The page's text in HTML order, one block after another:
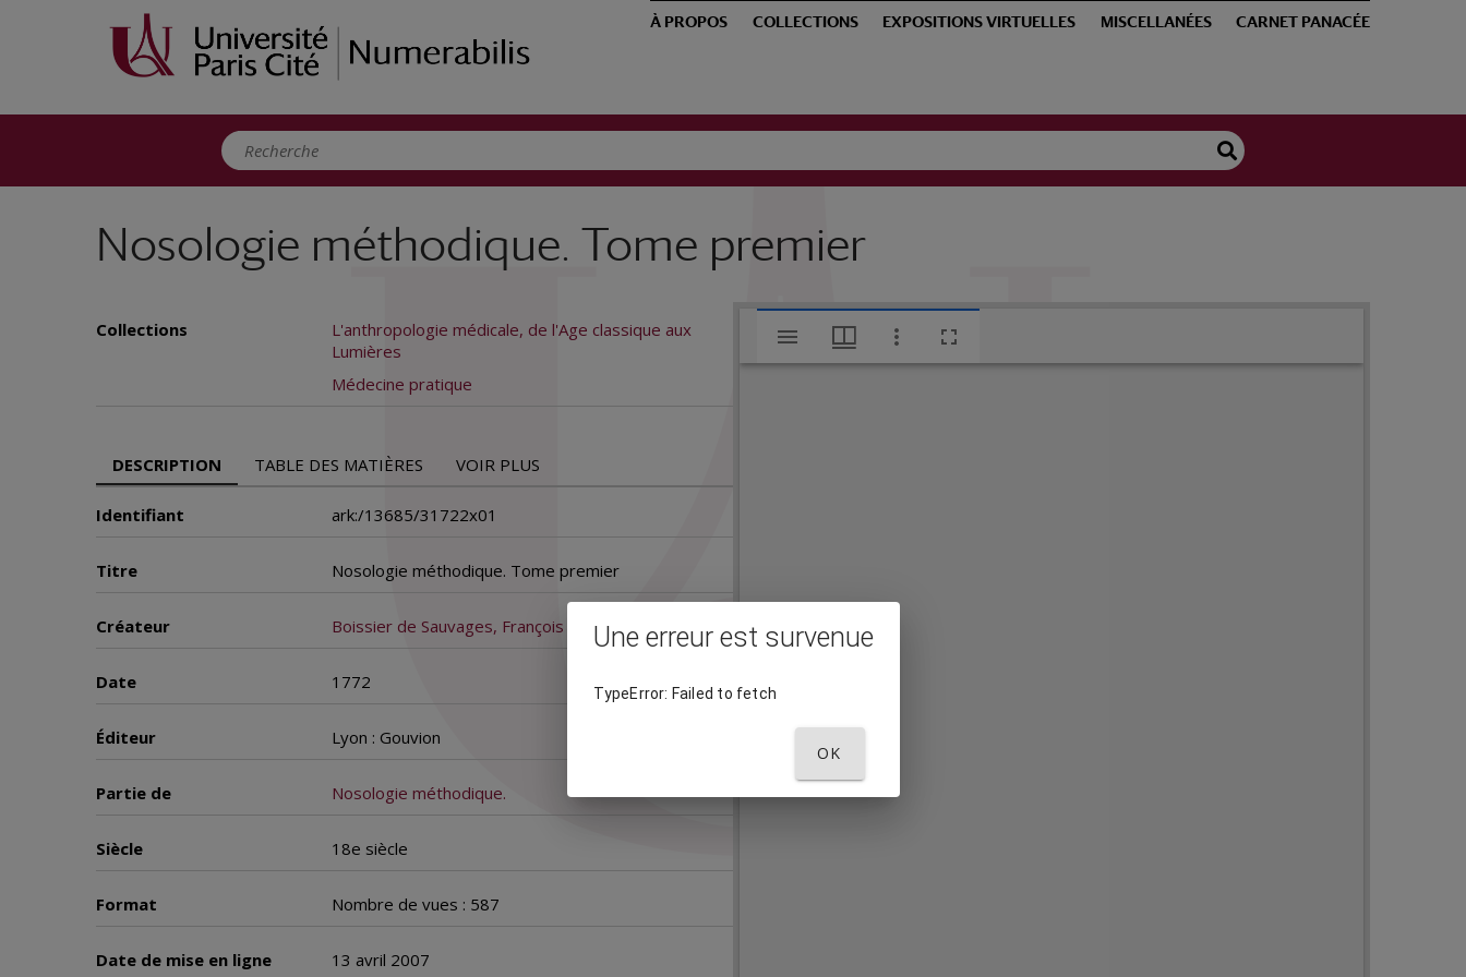
À PROPOS COLLECTIONS EXPOSITIONS VIRTUELLES MISCELLANÉES CARNET PANACÉE
Nosologie méthodique. Tome premier
Collections
L'anthropologie médicale, de l'Age classique aux
Lumières
Médecine pratique
DESCRIPTION TABLE DES MATIÈRES VOIR PLUS
Identifiant ark:/13685/31722x01
Titre Nosologie méthodique. Tome premier
Créateur Boissier de Sauvages, François
Date 1772
Éditeur Lyon : Gouvion
Partie de Nosologie méthodique.
Siècle 18e siècle
Format Nombre de vues : 587
Date de mise en ligne 13 avril 2007
V
l
i
s
u
Nosologie méthodique. Tome premier
Une erreur est survenue
TypeError: Failed to fetch
OK
Panneau de gestion des cookies